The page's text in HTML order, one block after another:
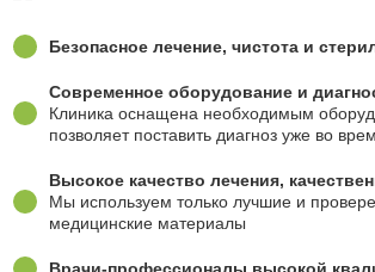
Безопасное лечение, чистота и
Современное оборудование и
Клиника оснащена необходимым
позволяет поставить диагноз уже во
Высокое качество лечения,
Мы используем только лучшие и
медицинские материалы